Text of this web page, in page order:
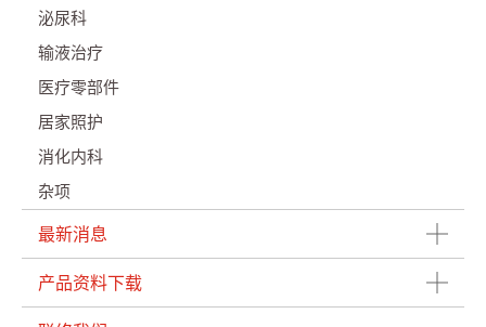
泌尿科
输液治疗
医疗零部件
居家照护
消化内科
杂项
最新消息
产品资料下载